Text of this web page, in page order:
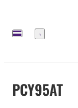
Menú
PCY95AT